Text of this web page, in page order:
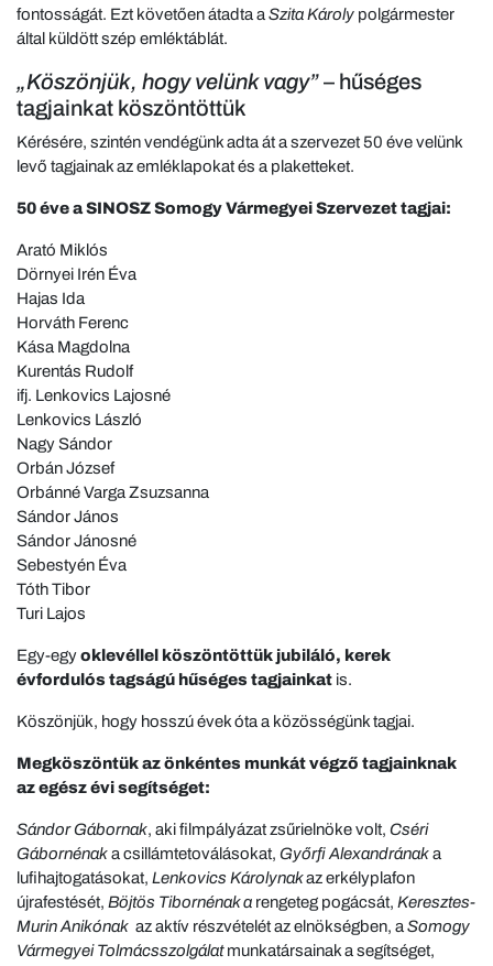
fontosságát. Ezt követően átadta a Szita Károly polgármester
által küldött szép emléktáblát.
„Köszönjük, hogy velünk vagy”– hűséges
tagjainkat köszöntöttük
Kérésére, szintén vendégünk adta át a szervezet 50 éve velünk
levő tagjainak az emléklapokat és a plaketteket.
50 éve a SINOSZ Somogy Vármegyei Szervezet tagjai:
Arató Miklós
Dörnyei Irén Éva
Hajas Ida
Horváth Ferenc
Kása Magdolna
Kurentás Rudolf
ifj. Lenkovics Lajosné
Lenkovics László
Nagy Sándor
Orbán József
Orbánné Varga Zsuzsanna
Sándor János
Sándor Jánosné
Sebestyén Éva
Tóth Tibor
Turi Lajos
Egy-egyoklevéllel köszöntöttük jubiláló, kerek
évfordulós tagságú hűséges tagjainkat is.
Köszönjük, hogy hosszú évek óta a közösségünk tagjai.
Megköszöntük az önkéntes munkát végző tagjainknak
az egész évi segítséget:
Sándor Gábornak, aki filmpályázat zsűrielnöke volt, Cséri
Gábornénaka csillámtetoválásokat, Győrfi Alexandránaka
lufihajtogatásokat, Lenkovics Károlynakaz erkélyplafon
újrafestését, Böjtös Tibornénak a rengeteg pogácsát, Keresztes-
Murin Anikónak az aktív részvételét az elnökségben, a Somogy
Vármegyei Tolmácsszolgálatmunkatársainak a segítséget,